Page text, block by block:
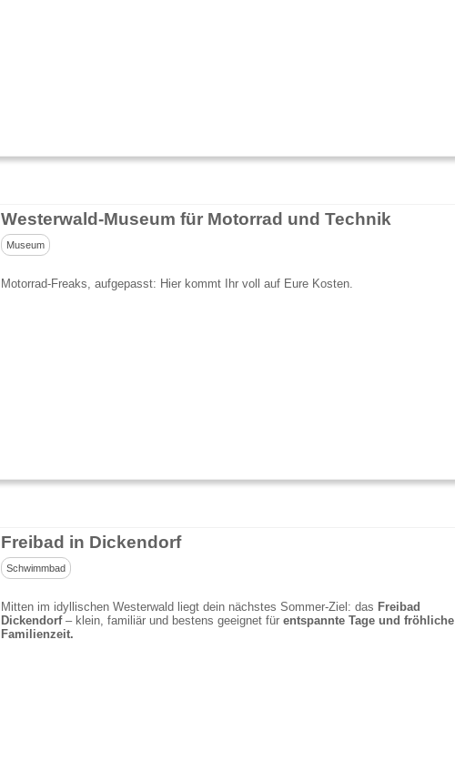
Westerwald-Museum für Motorrad und Technik
Museum
Motorrad-Freaks, aufgepasst: Hier kommt Ihr voll auf Eure Kosten.
Freibad in Dickendorf
Schwimmbad
Mitten im idyllischen Westerwald liegt dein nächstes Sommer-Ziel: das Freibad
Dickendorf– klein, familiär und bestens geeignet für entspannte Tage und fröhliche
Familienzeit.